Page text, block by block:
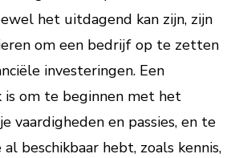
het uitdagend kan zijn, zijn
om een bedrijf op te zetten
investeringen. Een
is om te beginnen met het
vaardigheden en passies, en te
beschikbaar hebt, zoals kennis,